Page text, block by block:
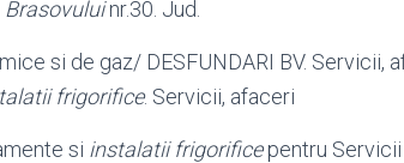
Brasovuluinr.30. Jud.
si de gaz/ DESFUNDARI BV. Servicii,
frigorifice. Servicii, afaceri
si instalatii frigorificepentru